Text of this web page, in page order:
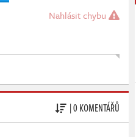
Nahlásit chybu
| 0 KOMENTÁŘŮ